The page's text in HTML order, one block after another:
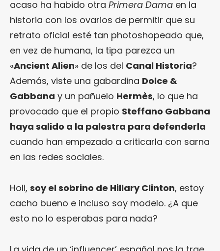
acaso ha habido otra Primera Dama en la
historia con los ovarios de permitir que su
retrato oficial esté tan photoshopeado que,
en vez de humana, la tipa parezca un
«Ancient Alien» de los del Canal Historia?
Además, viste una gabardina Dolce &
Gabbana y un pañuelo Hermès, lo que ha
provocado que el propio Steffano Gabbana
haya salido a la palestra para defenderla
cuando han empezado a criticarla con sarna
en las redes sociales.
Holi, soy el sobrino de Hillary Clinton, estoy
cacho bueno e incluso soy modelo. ¿A que
esto no lo esperabas para nada?